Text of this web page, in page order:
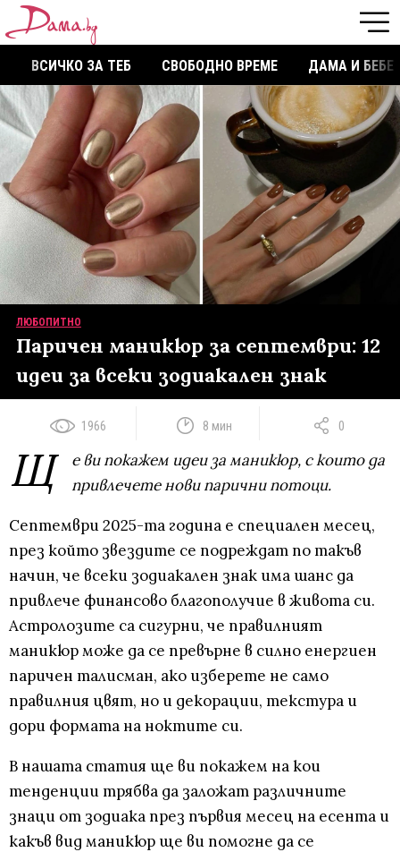
ВСИЧКО ЗА ТЕБ СВОБОДНО ВРЕМЕ ДАМА И БЕБЕ
ЛЮБОПИТНО
Паричен маникюр за септември: 12
идеи за всеки зодиакален знак
1966 8 мин 0
Щ
е ви покажем идеи за маникюр, с които да
привлечете нови парични потоци.
Септември 2025-та година е специален месец,
през който звездите се подреждат по такъв
начин, че всеки зодиакален знак има шанс да
привлече финансово благополучие в живота си.
Астролозите са сигурни, че правилният
маникюр може да се превърне в силно енергиен
паричен талисман, ако изберете не само
правилния цвят, но и декорации, текстура и
дори формата на ноктите си.
В нашата статия ще ви покажем на кои
тенденции трябва да заложат различните
знаци от зодиака през първия месец на есента и
какъв вид маникюр ще ви помогне да се